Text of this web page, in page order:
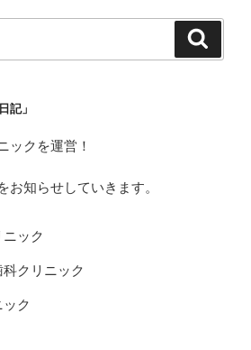
記」
ックを運営！
お知らせしていきます。
ニック
クリニック
ク